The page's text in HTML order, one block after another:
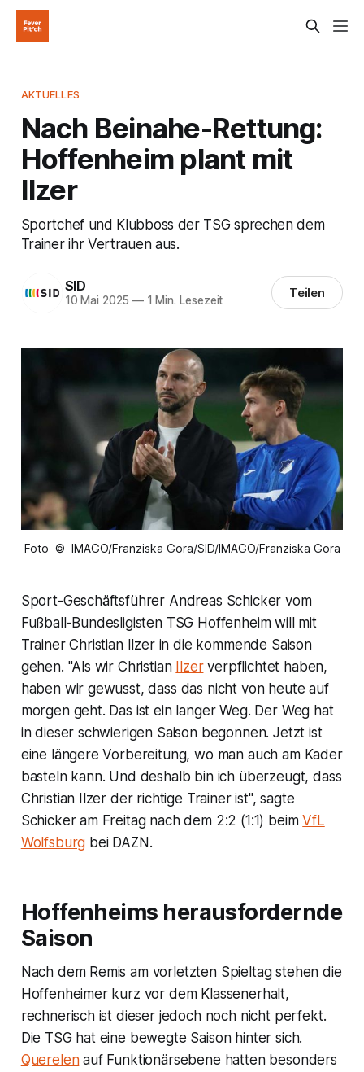
AKTUELLES
Nach Beinahe-Rettung:
Hoffenheim plant mit
Ilzer
Sportchef und Klubboss der TSG sprechen dem
Trainer ihr Vertrauen aus.
SID
10 Mai 2025 —1 Min. Lesezeit Teilen
Foto © IMAGO/Franziska Gora/SID/IMAGO/Franziska Gora
Sport-Geschäftsführer Andreas Schicker vom
Fußball-Bundesligisten TSG Hoffenheim will mit
Trainer Christian Ilzer in die kommende Saison
gehen. "Als wir Christian Ilzerverpflichtet haben,
haben wir gewusst, dass das nicht von heute auf
morgen geht. Das ist ein langer Weg. Der Weg hat
in dieser schwierigen Saison begonnen. Jetzt ist
eine längere Vorbereitung, wo man auch am Kader
basteln kann. Und deshalb bin ich überzeugt, dass
Christian Ilzer der richtige Trainer ist", sagte
Schicker am Freitag nach dem 2:2 (1:1) beimVfL
Wolfsburg bei DAZN.
Hoffenheims herausfordernde
Saison
Nach dem Remis am vorletzten Spieltag stehen die
Hoffenheimer kurz vor dem Klassenerhalt,
rechnerisch ist dieser jedoch noch nicht perfekt.
Die TSG hat eine bewegte Saison hinter sich.
Querelenauf Funktionärsebene hatten besonders